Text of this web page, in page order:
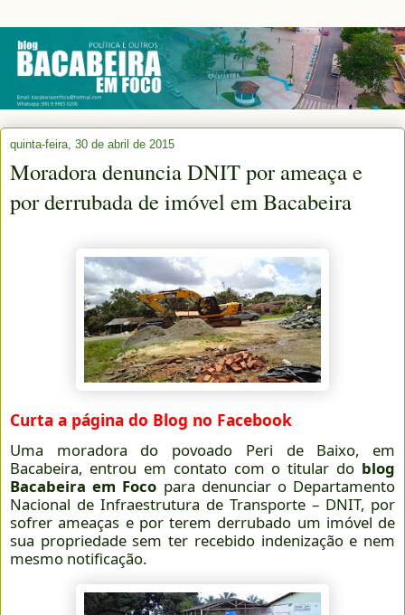
quinta-feira, 30 de abril de 2015
Moradora denuncia DNIT por ameaça e
por derrubada de imóvel em Bacabeira
Curta a página do Blog no Facebook
Uma moradora do povoado Peri de Baixo, em
Bacabeira, entrou em contato com o titular do blog
Bacabeira em Foco para denunciar o Departamento
Nacional de Infraestrutura de Transporte – DNIT, por
sofrer ameaças e por terem derrubado um imóvel de
sua propriedade sem ter recebido indenização e nem
mesmo notificação.